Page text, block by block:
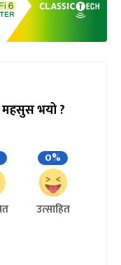
महसुस भयो ?
0%
उत्साहित